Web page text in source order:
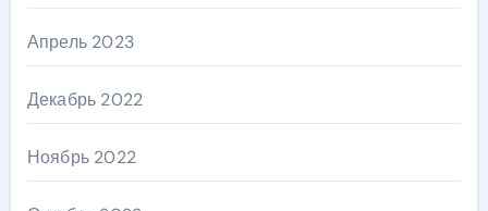
Апрель 2023
Декабрь 2022
Ноябрь 2022